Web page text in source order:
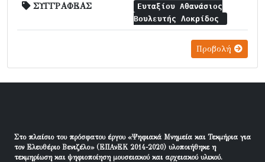
ΣΥΓΓΡΑΦΕΑΣ
Ευταξίου Αθανάσιος
Βουλευτής Λοκρίδος
Προβολή
Στο πλαίσιο του πρόσφατου έργου «Ψηφιακά Μνημεία και Τεκμήρια για
τον Ελευθέριο Βενιζέλο» (ΕΠΑνΕΚ 2014-2020) υλοποιήθηκε η
τεκμηρίωση και ψηφιοποίηση μουσειακού και αρχειακού υλικού.